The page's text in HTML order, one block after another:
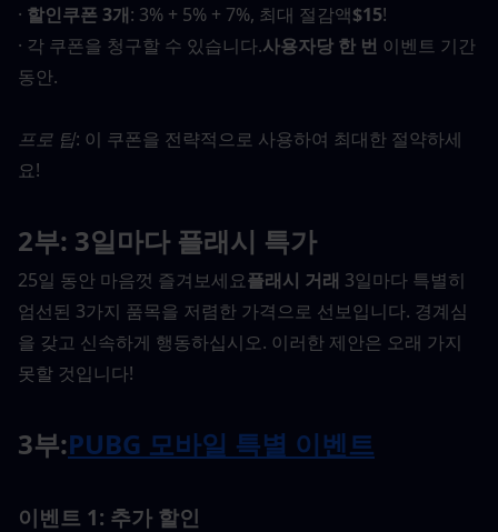
· 할인쿠폰 3개: 3% + 5% + 7%, 최대 절감액$15!
· 각 쿠폰을 청구할 수 있습니다.사용자당 한 번 이벤트 기간
동안.
프로 팁: 이 쿠폰을 전략적으로 사용하여 최대한 절약하세
요!
2부: 3일마다 플래시 특가
25일 동안 마음껏 즐겨보세요플래시 거래 3일마다 특별히
엄선된 3가지 품목을 저렴한 가격으로 선보입니다. 경계심
을 갖고 신속하게 행동하십시오. 이러한 제안은 오래 가지
못할 것입니다!
3부:PUBG 모바일 특별 이벤트
이벤트 1: 추가 할인